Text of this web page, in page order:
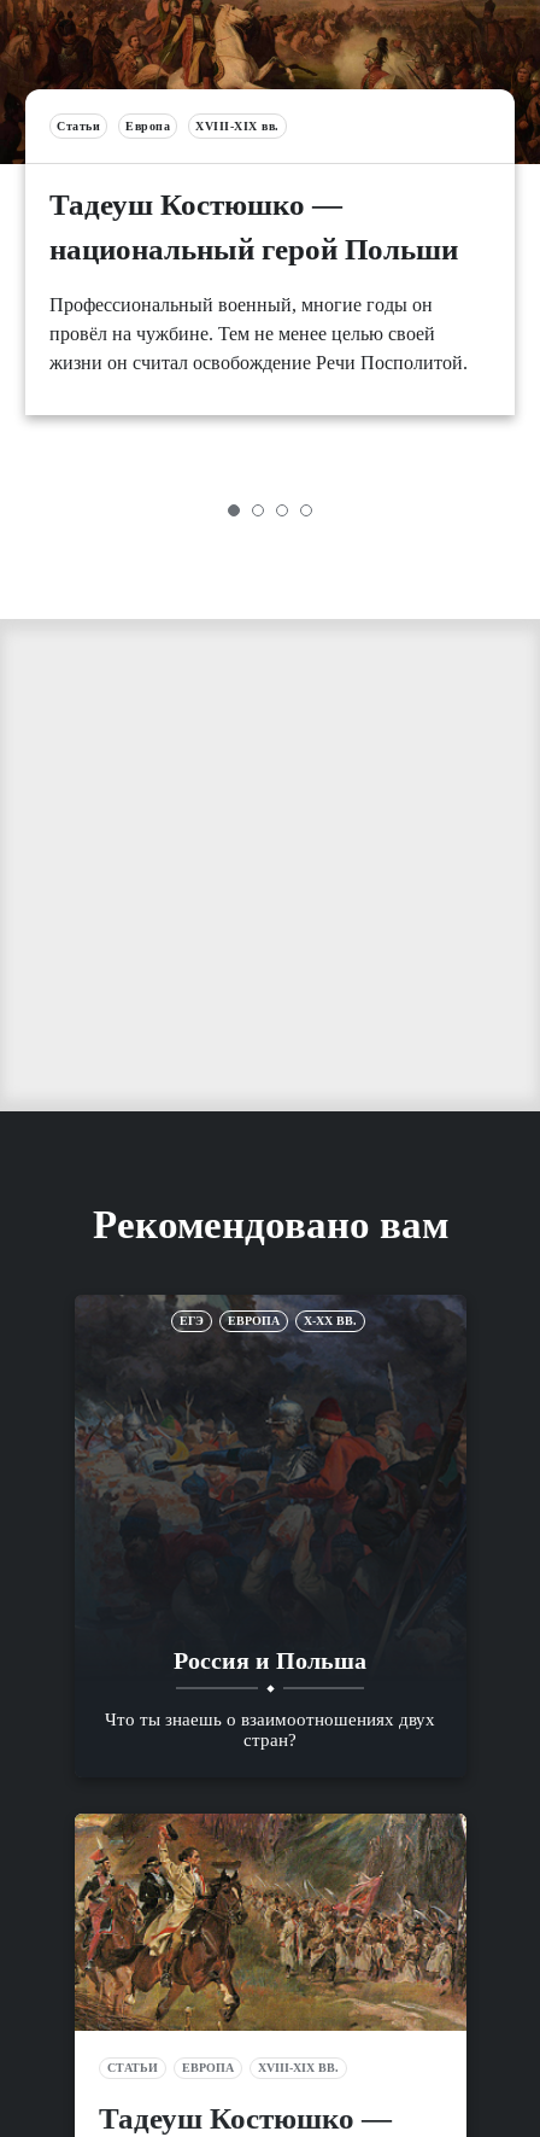
Статьи Европа XVIII-XIX вв.
Тадеуш Костюшко —
национальный герой Польши
Профессиональный военный, многие годы он
провёл на чужбине. Тем не менее целью своей
жизни он считал освобождение Речи Посполитой.
Рекомендовано вам
ЕГЭ ЕВРОПА X-XX ВВ.
Россия и Польша
Что ты знаешь о взаимоотношениях двух
стран?
СТАТЬИ ЕВРОПА XVIII-XIX ВВ.
Тадеуш Костюшко —